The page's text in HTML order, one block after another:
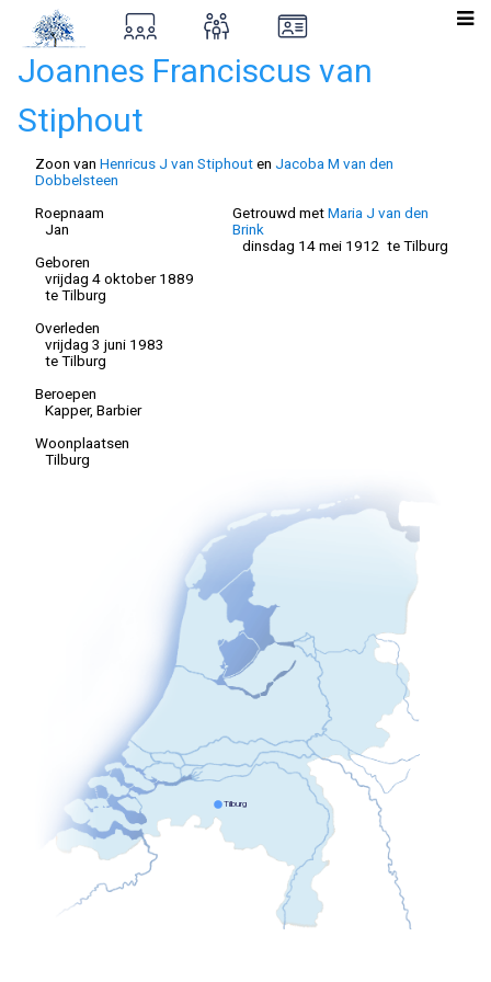
Joannes Franciscus van
Stiphout
Zoon van Henricus J van Stiphouten Jacoba M van den
Dobbelsteen
Roepnaam
Jan
Geboren
vrijdag 4 oktober 1889
te Tilburg
Overleden
vrijdag 3 juni 1983
te Tilburg
Beroepen
Kapper, Barbier
Woonplaatsen
Tilburg
Getrouwd metMaria J van den
Brink
dinsdag 14 mei 1912 te Tilburg